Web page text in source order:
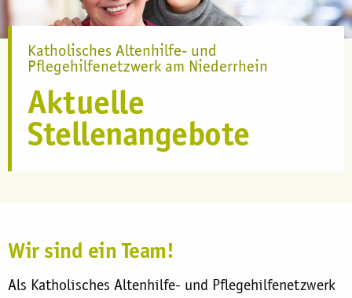
Katholisches Altenhilfe- und
Pflegehilfenetzwerk am Niederrhein
Aktuelle
Stellenangebote
Wir sind ein Team!
Als Katholisches Altenhilfe- und Pflegehilfenetzwerk